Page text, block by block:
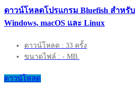
ดาวน์โหลดโปรแกรม Bluefish สำหรั
Windows, macOS และ Linux
ดาวน์โหลด : 33 ครั้ง
ขนาดไฟล์ : - MB.
ดาวน์โหลด